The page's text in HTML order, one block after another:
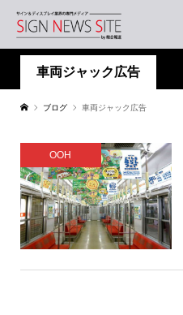
車両ジャック広告
ブログ 車両ジャック広告
OOH